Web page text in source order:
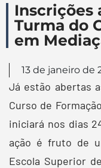
Inscrições
Turma do
em
13 de janeiro de
Já estão abertas
Curso de
iniciará nos dias
ação é fruto de
Escola Superior